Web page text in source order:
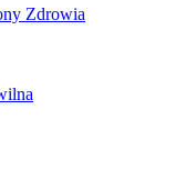
Zdrowia